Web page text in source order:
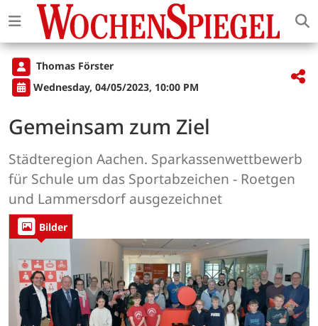
Thomas Förster
Wednesday, 04/05/2023, 10:00 PM
Gemeinsam zum Ziel
Städteregion Aachen. Sparkassenwettbewerb
für Schule um das Sportabzeichen - Roetgen
und Lammersdorf ausgezeichnet
Bilder